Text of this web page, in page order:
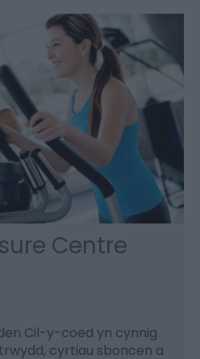
Centre
Cil-y-coed yn cynnig
cyrtiau sboncen a